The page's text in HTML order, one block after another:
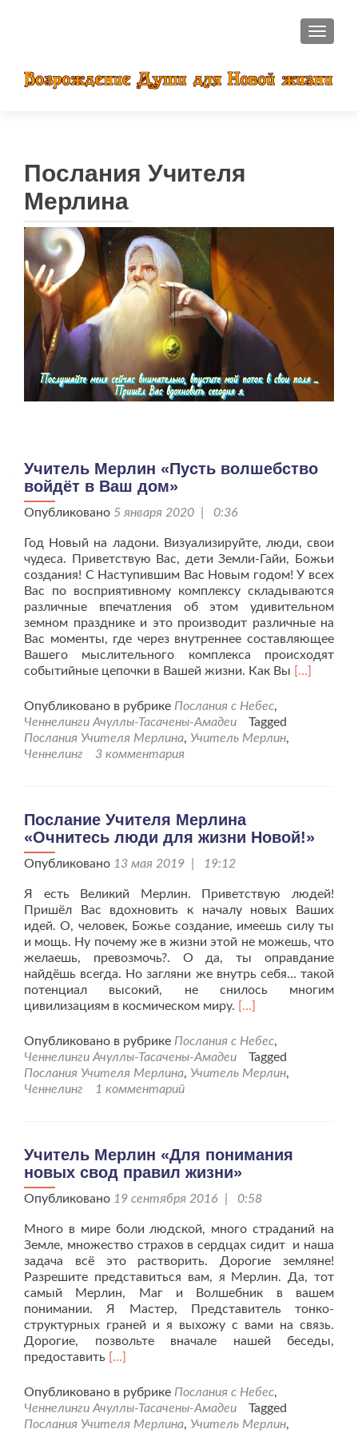
Послания Учителя
Мерлина
Учитель Мерлин «Пусть волшебство
войдёт в Ваш дом»
Опубликовано 5 января 2020 | 0:36
Год Новый на ладони. Визуализируйте, люди, свои
чудеса. Приветствую Вас, дети Земли-Гайи, Божьи
создания! С Наступившим Вас Новым годом! У всех
Вас по восприятивному комплексу складываются
различные впечатления об этом удивительном
земном празднике и это производит различные на
Вас моменты, где через внутреннее составляющее
Вашего мыслительного комплекса происходят
событийные цепочки в Вашей жизни. Как Вы Читать
[…]
Опубликовано в рубрике Послания с Небес,
Ченнелинги Ачуллы-Тасачены-Амадеи
Tagged
Послания Учителя Мерлина, Учитель Мерлин,
Ченнелинг
3 комментария
Послание Учителя Мерлина
«Очнитесь люди для жизни Новой!»
Опубликовано 13 мая 2019 | 19:12
Я есть Великий Мерлин. Приветствую людей!
Пришёл Вас вдохновить к началу новых Ваших
идей. О, человек, Божье создание, имеешь силу ты
и мощь. Ну почему же в жизни этой не можешь, что
желаешь, превозмочь?. О да, ты оправдание
найдёшь всегда. Но загляни же внутрь себя… такой
потенциал высокий, не снилось многим
цивилизациям в космическом миру. Читать
проПослание
Учителя
Мерлина
Новой!»
[…]
Опубликовано в рубрике Послания с Небес,
Ченнелинги Ачуллы-Тасачены-Амадеи
Tagged
Послания Учителя Мерлина, Учитель Мерлин,
Ченнелинг
1 комментарий
Учитель Мерлин «Для понимания
новых свод правил жизни»
Опубликовано 19 сентября 2016 | 0:58
Много в мире боли людской, много страданий на
Земле, множество страхов в сердцах сидит и наша
задача всё это растворить. Дорогие земляне!
Разрешите представиться вам, я Мерлин. Да, тот
самый Мерлин, Маг и Волшебник в вашем
понимании. Я Мастер, Представитель тонко-
структурных граней и я выхожу с вами на связь.
Дорогие, позвольте вначале нашей беседы,
предоставить Читать
проУчитель
Мерлин
«Для
[…]
Опубликовано в рубрике Послания с Небес,
Ченнелинги Ачуллы-Тасачены-Амадеи
Tagged
Послания Учителя Мерлина, Учитель Мерлин,